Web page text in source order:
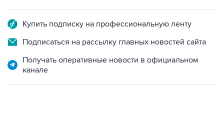
Купить подписку на профессиональную ленту
Подписаться на рассылку главных новостей сайта
Получать оперативные новости в официальном
канале